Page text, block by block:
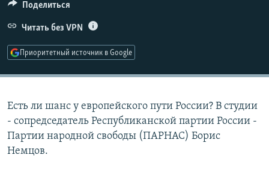
Поделиться
Читать без VPN
Приоритетный источник в Google
Есть ли шанс у европейского пути России? В студии
- сопредседатель Республиканской партии России -
Партии народной свободы (ПАРНАС) Борис
Немцов.